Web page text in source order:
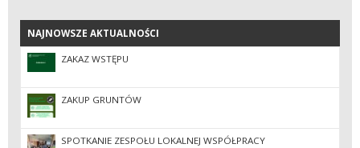
NAJNOWSZE AKTUALNOŚCI
NAJNOWSZE AKTUALNOŚCI
ZAKAZ WSTĘPU
ZAKUP GRUNTÓW
SPOTKANIE ZESPOŁU LOKALNEJ WSPÓŁPRACY